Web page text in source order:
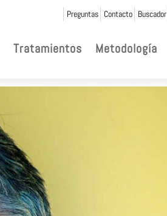
Preguntas Contacto Buscador
Tratamientos Metodología